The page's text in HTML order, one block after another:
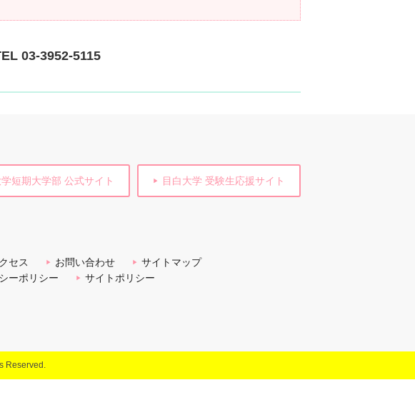
03-3952-5115
短期大学部 公式サイト 目白大学 受験生応援サイト
セス お問い合わせ
サイトマップ
ーポリシー
サイトポリシー
Reserved.